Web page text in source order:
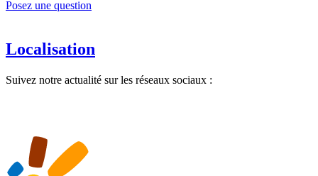
Posez une question
Localisation
Suivez notre actualité sur les réseaux sociaux :